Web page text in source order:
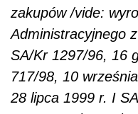
zakupów /vide:
Administracyjnego
SA/Kr 1297/96, 16
717/98, 10
28 lipca 1999 r. I